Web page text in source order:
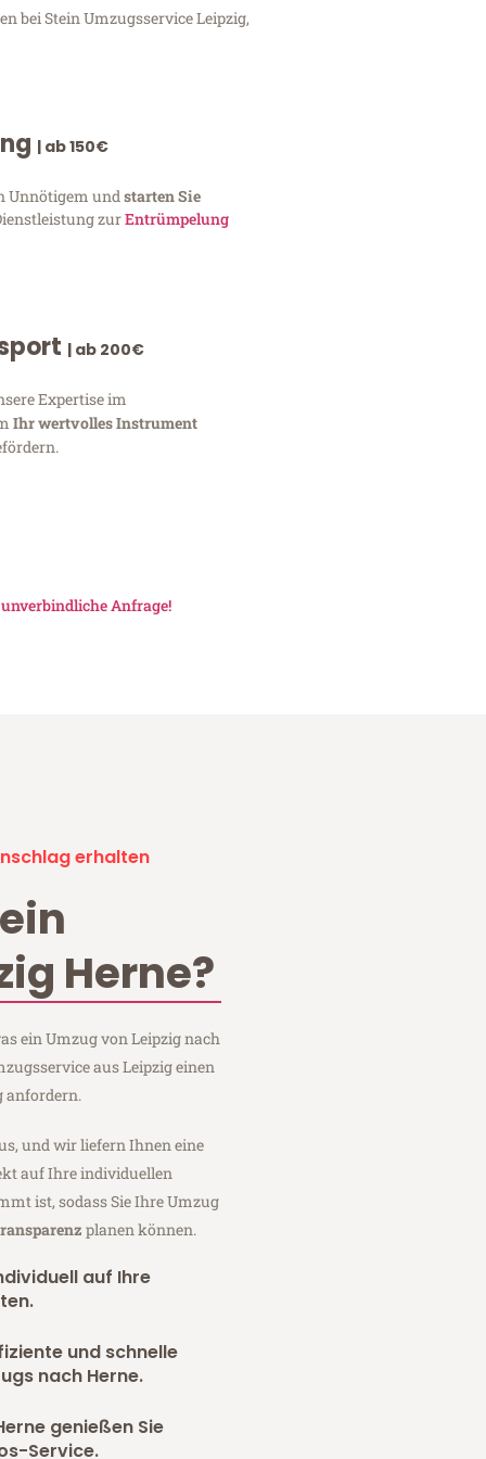
bei Stein Umzugsservice Leipzig,
| ab 150€
Unnötigem und starten Sie
zurEntrümpelung
| ab 200€
Expertise im
Ihr wertvolles Instrument
unverbindliche Anfrage!
erhalten
Herne?
ein Umzug von Leipzig nach
aus Leipzig einen
anfordern.
und wir liefern Ihnen eine
auf Ihre individuellen
ist, sodass Sie Ihre Umzug
planen können.
auf Ihre
und schnelle
nach Herne.
genießen Sie
Service.